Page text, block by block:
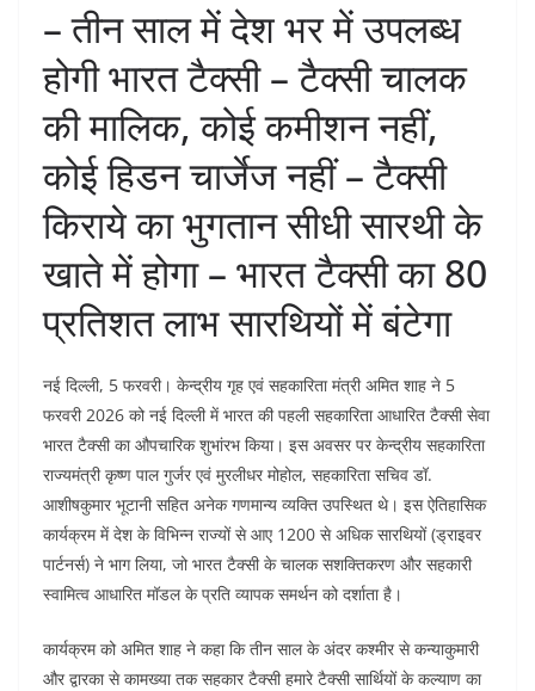
– तीन साल में देश भर में उपलब्ध
होगी भारत टैक्सी – टैक्सी चालक
की मालिक, कोई कमीशन नहीं,
कोई हिडन चार्जेज नहीं – टैक्सी
किराये का भुगतान सीधी सारथी के
खाते में होगा – भारत टैक्सी का 80
प्रतिशत लाभ सारथियों में बंटेगा
नई दिल्ली, 5 फरवरी। केन्द्रीय गृह एवं सहकारिता मंत्री अमित शाह ने 5
फरवरी 2026 को नई दिल्ली में भारत की पहली सहकारिता आधारित टैक्सी सेवा
भारत टैक्सी का औपचारिक शुभांरभ किया। इस अवसर पर केन्द्रीय सहकारिता
राज्यमंत्री कृष्ण पाल गुर्जर एवं मुरलीधर मोहोल, सहकारिता सचिव डॉ.
आशीषकुमार भूटानी सहित अनेक गणमान्य व्यक्ति उपस्थित थे। इस ऐतिहासिक
कार्यक्रम में देश के विभिन्न राज्यों से आए 1200 से अधिक सारथियों (ड्राइवर
पार्टनर्स) ने भाग लिया, जो भारत टैक्सी के चालक सशक्तिकरण और सहकारी
स्वामित्व आधारित मॉडल के प्रति व्यापक समर्थन को दर्शाता है।
कार्यक्रम को अमित शाह ने कहा कि तीन साल के अंदर कश्मीर से कन्याकुमारी
और द्वारका से कामख्या तक सहकार टैक्सी हमारे टैक्सी सार्थियों के कल्याण का